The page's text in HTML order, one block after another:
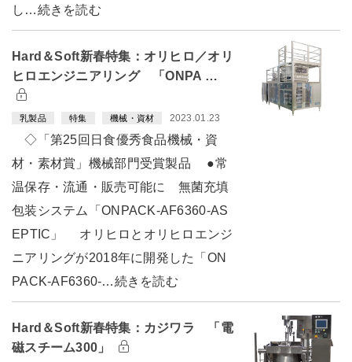
し…続きを読む
Hard＆Soft新春特集：オリヒロ／オリ
ヒロエンジニアリング 「ONPA …
乳製品 特集 機械・資材 2023.01.23
◇「第25回日食優秀食品機械・資
材・素材賞」機械部門受賞製品 ●常
温保存・流通・販売可能に 無菌充填
包装システム「ONPACK-AF6360-AS
EPTIC」 オリヒロとオリヒロエンジ
ニアリングが2018年に開発した「ON
PACK-AF6360-…続きを読む
Hard＆Soft新春特集：カジワラ 「電
磁スチーム300」